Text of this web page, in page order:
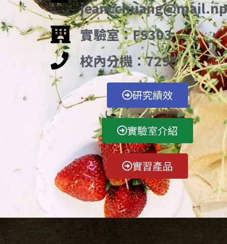
實驗室：FS303
校內分機：7295
研究績效
實驗室介紹
實習產品